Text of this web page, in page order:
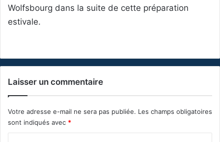
Wolfsbourg dans la suite de cette préparation
estivale.
Laisser un commentaire
Votre adresse e-mail ne sera pas publiée. Les champs obligatoires
sont indiqués avec *